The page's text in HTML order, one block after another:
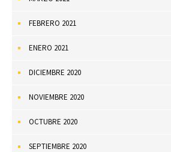
FEBRERO 2021
ENERO 2021
DICIEMBRE 2020
NOVIEMBRE 2020
OCTUBRE 2020
SEPTIEMBRE 2020